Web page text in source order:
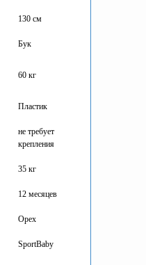
130 см
Бук
60 кг
Пластик
не требует
крепления
35 кг
12 месяцев
Орех
SportBaby